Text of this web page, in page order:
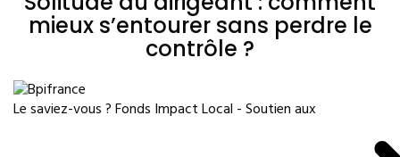
mieux s’entourer sans perdre le
contrôle ?
Le saviez-vous ?Fonds Impact Local - Soutien aux